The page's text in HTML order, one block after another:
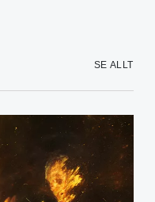
SE ALLT